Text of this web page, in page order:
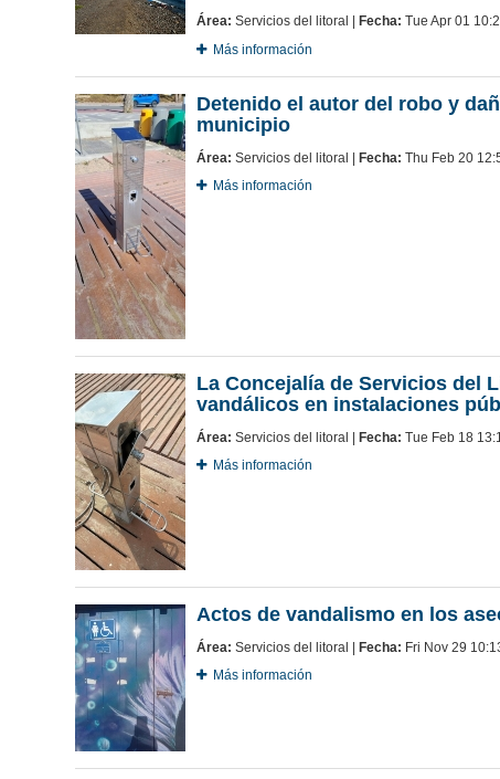
Área: Servicios del litoral | Fecha: Tue Apr 01
Más información
Detenido el autor del robo y
municipio
Área: Servicios del litoral | Fecha: Thu Feb 20
Más información
La Concejalía de Servicios del
vandálicos en instalaciones
Área: Servicios del litoral | Fecha: Tue Feb 18
Más información
Actos de vandalismo en los
Área: Servicios del litoral | Fecha: Fri Nov 29
Más información